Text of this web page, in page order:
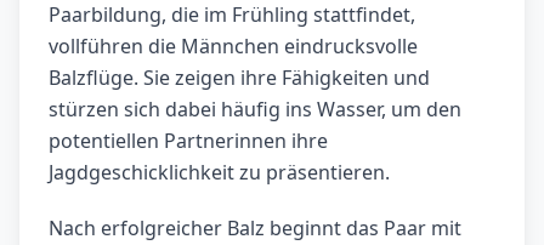
Paarbildung, die im Frühling stattfindet,
vollführen die Männchen eindrucksvolle
Balzflüge. Sie zeigen ihre Fähigkeiten und
stürzen sich dabei häufig ins Wasser, um den
potentiellen Partnerinnen ihre
Jagdgeschicklichkeit zu präsentieren.
Nach erfolgreicher Balz beginnt das Paar mit